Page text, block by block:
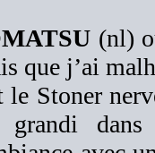
(nl)
que j’ai
le Stoner
grandi